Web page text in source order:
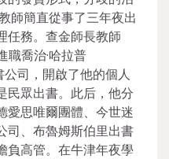
師簡直從事了三年夜出
任務。查金師長教師
職喬治·哈拉普
司，開啟了他的個人
民眾出書。此后，他分
愛思唯爾團體、今世迷
司、布魯姆斯伯里出書
負高管。在牛津年夜學